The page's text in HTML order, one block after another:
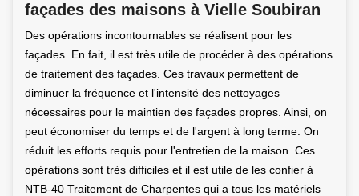
façades des maisons à Vielle Soubiran
Des opérations incontournables se réalisent pour les
façades. En fait, il est très utile de procéder à des opérations
de traitement des façades. Ces travaux permettent de
diminuer la fréquence et l'intensité des nettoyages
nécessaires pour le maintien des façades propres. Ainsi, on
peut économiser du temps et de l'argent à long terme. On
réduit les efforts requis pour l'entretien de la maison. Ces
opérations sont très difficiles et il est utile de les confier à
NTB-40 Traitement de Charpentes qui a tous les matériels